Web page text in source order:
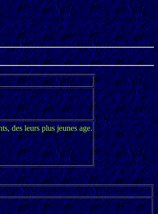
des leurs plus jeunes age.